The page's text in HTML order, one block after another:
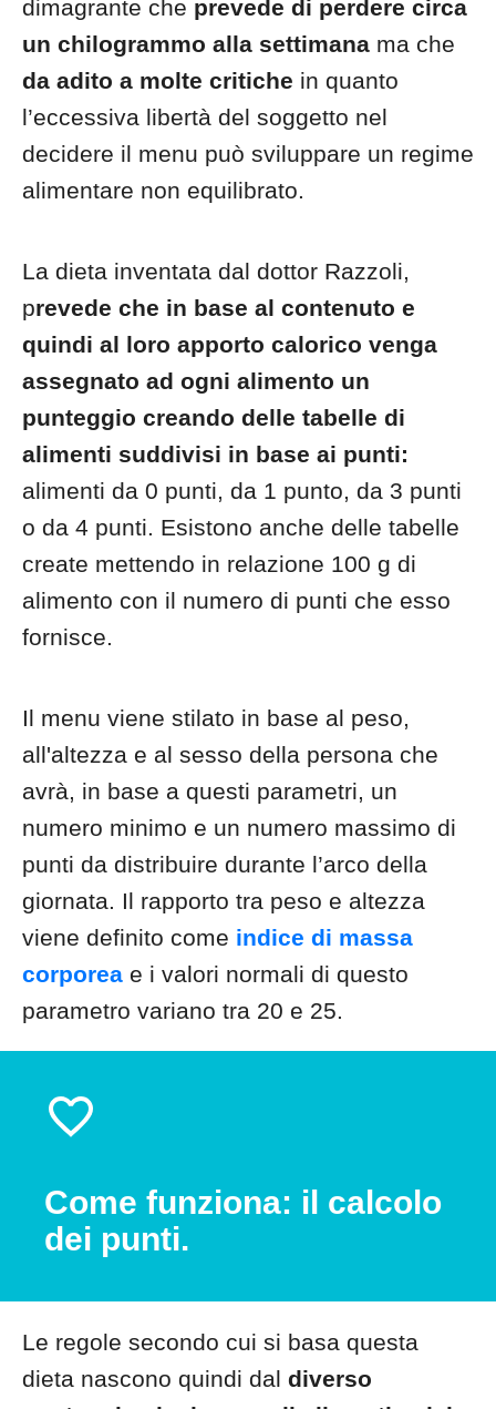
dimagrante che prevede di perdere circa
un chilogrammo alla settimana ma che
da adito a molte critiche in quanto
l’eccessiva libertà del soggetto nel
decidere il menu può sviluppare un regime
alimentare non equilibrato.
La dieta inventata dal dottor Razzoli,
prevede che in base al contenuto e
quindi al loro apporto calorico venga
assegnato ad ogni alimento un
punteggio creando delle tabelle di
alimenti suddivisi in base ai punti:
alimenti da 0 punti, da 1 punto, da 3 punti
o da 4 punti. Esistono anche delle tabelle
create mettendo in relazione 100 g di
alimento con il numero di punti che esso
fornisce.
Il menu viene stilato in base al peso,
all'altezza e al sesso della persona che
avrà, in base a questi parametri, un
numero minimo e un numero massimo di
punti da distribuire durante l’arco della
giornata. Il rapporto tra peso e altezza
viene definito come indice di massa
corporea e i valori normali di questo
parametro variano tra 20 e 25.
Come funziona: il calcolo
dei punti.
Le regole secondo cui si basa questa
dieta nascono quindi dal diverso